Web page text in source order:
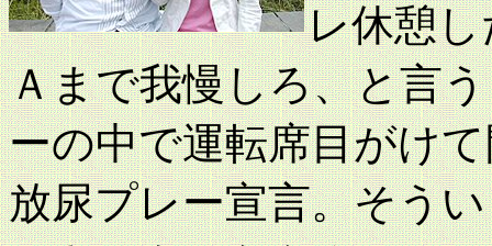
レ休憩
Ａまで我慢しろ、と言
ーの中で運転席目がけ
放尿プレー宣言。そう